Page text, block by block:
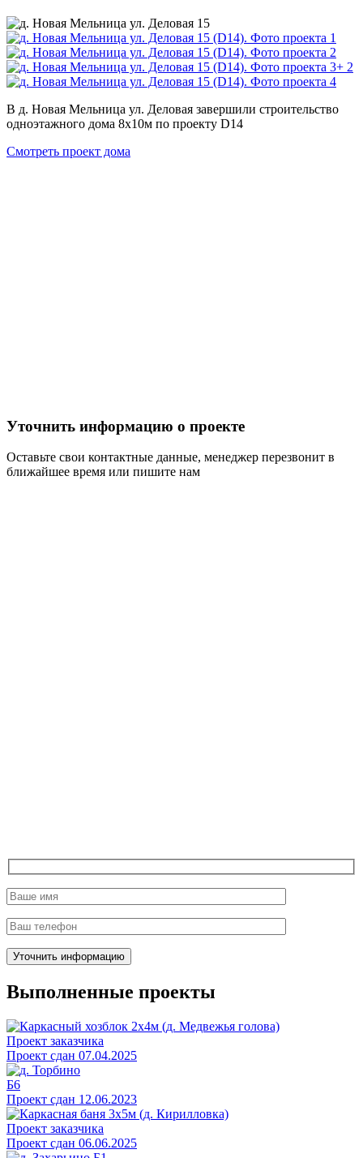
+ 2
В д. Новая Мельница ул. Деловая завершили строительство
одноэтажного дома 8х10м по проекту D14
Смотреть проект дома
Уточнить информацию о проекте
Оставьте свои контактные данные, менеджер перезвонит в
ближайшее время или пишите нам
Выполненные проекты
Проект заказчика
Проект сдан 07.04.2025
Б6
Проект сдан 12.06.2023
Проект заказчика
Проект сдан 06.06.2025